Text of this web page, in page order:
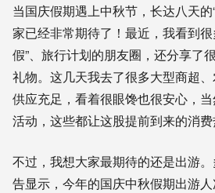
当国庆假期遇上中秋节，长达八天的
家已经非常期待了！最近，我看到
假”、旅行计划的朋友圈，还分享了
礼物。这几天我去了很多大型商超、
供应充足，看着很眼馋也很安心，
活动，这些都让这股提前到来的消费
不过，我想大家最期待的还是出游
告显示，今年的国庆中秋假期出游